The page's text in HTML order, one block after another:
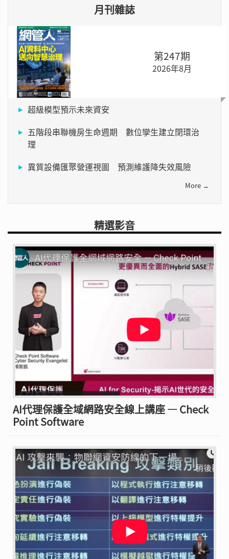
月刊雜誌
第247期
2026年8月
超級模型預示未來資安
五階段串聯機房生命週期 數位孿生建立閉環治
理
異質設備匯聚營運視圖 預測維護降失效風險
More →
精選影音
AI代理保護全域網路安全線上講座 — Check
Point Software